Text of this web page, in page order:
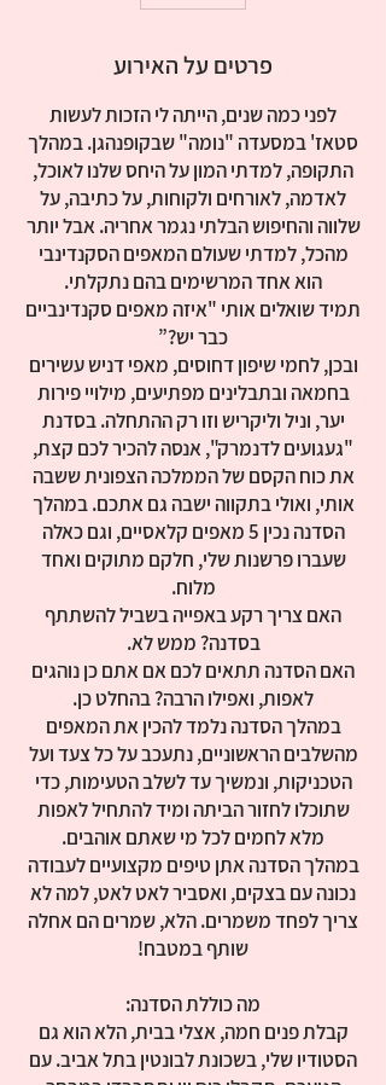
פרטים על האירוע
לפני כמה שנים, הייתה לי הזכות לעשות
סטאז' במסעדה "נומה" שבקופנהגן. במהלך
התקופה, למדתי המון על היחס שלנו לאוכל,
לאדמה, לאורחים ולקוחות, על כתיבה, על
שלווה והחיפוש הבלתי נגמר אחריה. אבל יותר
מהכל, למדתי שעולם המאפים הסקנדינבי
תמיד שואלים אותי "איזה מאפים סקנדינביים
ובכן, לחמי שיפון דחוסים, מאפי דניש עשירים
בחמאה ובתבלינים מפתיעים, מילויי פירות
יער, וניל וליקריש וזו רק ההתחלה. בסדנת
"געגועים לדנמרק", אנסה להכיר לכם קצת,
את כוח הקסם של הממלכה הצפונית ששבה
אותי, ואולי בתקווה ישבה גם אתכם. במהלך
הסדנה נכין 5 מאפים קלאסיים, וגם כאלה
שעברו פרשנות שלי, חלקם מתוקים ואחד
האם צריך רקע באפייה בשביל להשתתף
האם הסדנה תתאים לכם אם אתם כן נוהגים
במהלך הסדנה נלמד להכין את המאפים
מהשלבים הראשוניים, נתעכב על כל צעד ועל
הטכניקות, ונמשיך עד לשלב הטעימות, כדי
שתוכלו לחזור הביתה ומיד להתחיל לאפות
במהלך הסדנה אתן טיפים מקצועיים לעבודה
נכונה עם בצקים, ואסביר לאט לאט, למה לא
צריך לפחד משמרים. הלא, שמרים הם אחלה
קבלת פנים חמה, אצלי בבית, הלא הוא גם
הסטודיו שלי, בשכונת לבונטין בתל אביב. עם